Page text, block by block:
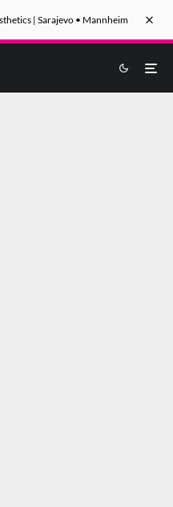
| Sarajevo • Mannheim